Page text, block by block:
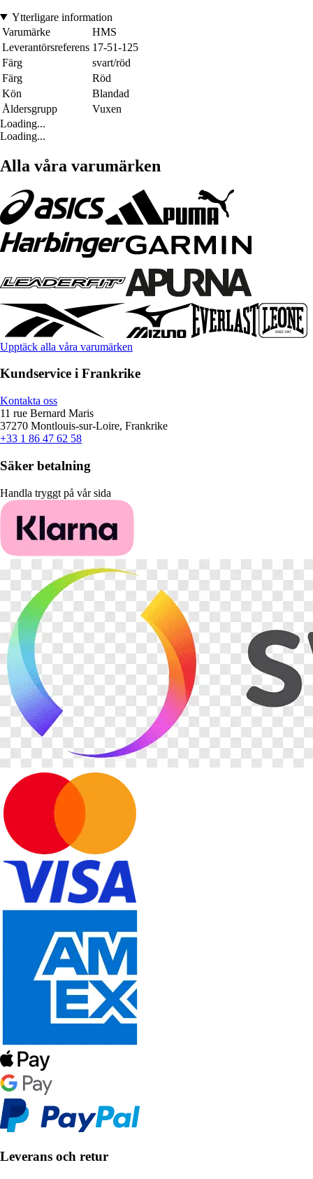
Ytterligare information
Varumärke
HMS
Leverantörsreferens 17-51-125
Färg
svart/röd
Färg
Röd
Kön
Blandad
Åldersgrupp
Vuxen
Loading...
Loading...
Alla våra varumärken
Upptäck alla våra varumärken
Kundservice i Frankrike
Kontakta oss
11 rue Bernard Maris
37270 Montlouis-sur-Loire, Frankrike
+33 1 86 47 62 58
Säker betalning
Handla tryggt på vår sida
Leverans och retur